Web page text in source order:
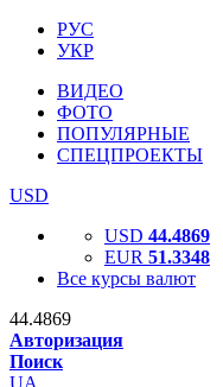
РУС
УКР
ВИДЕО
ФОТО
ПОПУЛЯРНЫЕ
СПЕЦПРОЕКТЫ
USD
USD 44.4869
EUR 51.3348
Все курсы валют
44.4869
Авторизация
Поиск
UA